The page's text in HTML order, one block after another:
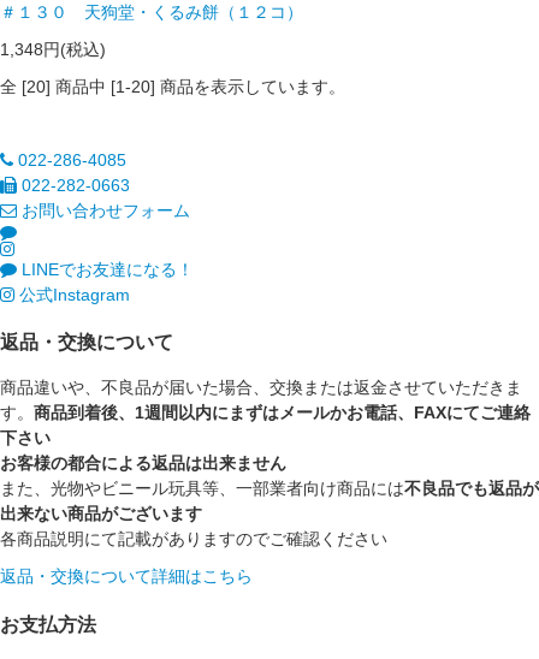
＃１３０ 天狗堂・くるみ餅（１２コ）
1,348円(税込)
全 [20] 商品中 [1-20] 商品を表示しています。
022-286-4085
022-282-0663
お問い合わせフォーム
LINEでお友達になる！
公式Instagram
返品・交換について
商品違いや、不良品が届いた場合、交換または返金させていただきま
す。 商品到着後、1週間以内にまずはメールかお電話、FAXにてご連絡
下さい
お客様の都合による返品は出来ません
また、光物やビニール玩具等、一部業者向け商品には不良品でも返品が
出来ない商品がございます
各商品説明にて記載がありますのでご確認ください
返品・交換について詳細はこちら
お支払方法